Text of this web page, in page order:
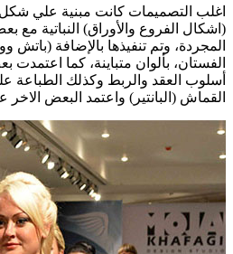
اغلب التصميمات كانت مبنية علي
(اشكال الفروع والأوراق) النباتية مع
المجردة، وتم تنفيذها بالإضافة
الفستان، بألوان متباينة، كما
أسلوب العقد والربط وكذلك
القماش (البانتير) واعتمد البعض